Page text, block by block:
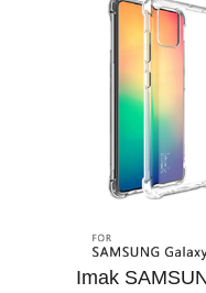
Imak